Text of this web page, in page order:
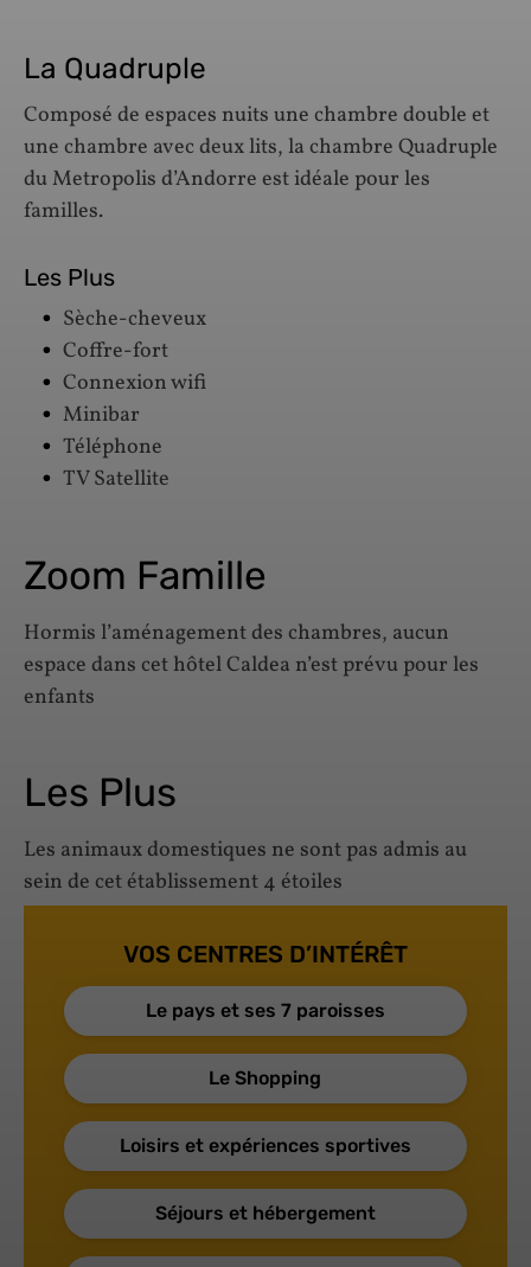
La Quadruple
Composé de espaces nuits une chambre double et
une chambre avec deux lits, la chambre Quadruple
du Metropolis d’Andorre est idéale pour les
familles.
Les Plus
Sèche-cheveux
Coffre-fort
Connexion wifi
Minibar
Téléphone
TV Satellite
Zoom Famille
Hormis l’aménagement des chambres, aucun
espace dans cet hôtel Caldea n’est prévu pour les
enfants
Les Plus
Les animaux domestiques ne sont pas admis au
sein de cet établissement 4 étoiles
VOS CENTRES D’INTÉRÊT
Le pays et ses 7 paroisses
Le Shopping
Loisirs et expériences sportives
Séjours et hébergement